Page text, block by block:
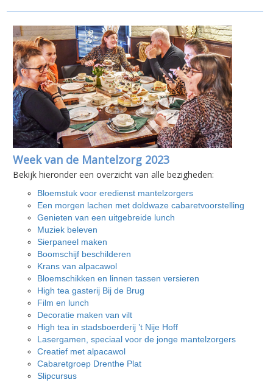
Week van de Mantelzorg 2023
Bekijk hieronder een overzicht van alle bezigheden:
Bloemstuk voor eredienst mantelzorgers
Een morgen lachen met doldwaze cabaretvoorstelling
Genieten van een uitgebreide lunch
Muziek beleven
Sierpaneel maken
Boomschijf beschilderen
Krans van alpacawol
Bloemschikken en linnen tassen versieren
High tea gasterij Bij de Brug
Film en lunch
Decoratie maken van vilt
High tea in stadsboerderij ’t Nije Hoff
Lasergamen, speciaal voor de jonge mantelzorgers
Creatief met alpacawol
Cabaretgroep Drenthe Plat
Slipcursus